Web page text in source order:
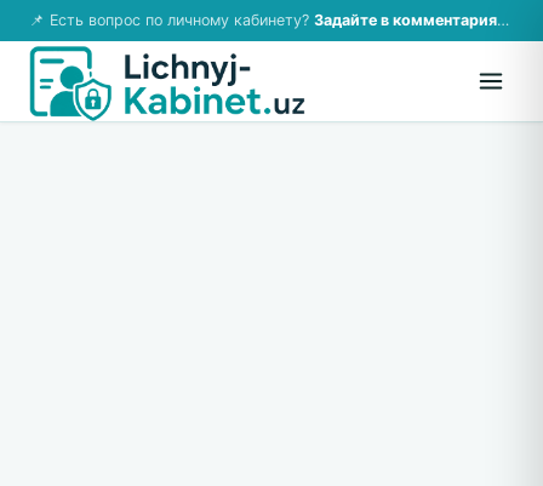
📌 Есть вопрос по личному кабинету? Задайте в комментариях — ответим!